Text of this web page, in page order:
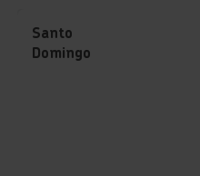
Santo
Domingo